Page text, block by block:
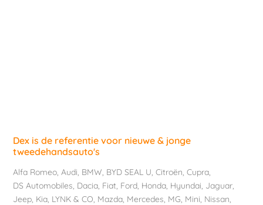
Dex is de referentie voor nieuwe & jonge
tweedehandsauto's
Alfa Romeo,Audi, BMW, BYD SEAL U,Citroën,Cupra,
DS Automobiles, Dacia, Fiat, Ford, Honda, Hyundai, Jaguar,
Jeep, Kia, LYNK & CO, Mazda, Mercedes, MG, Mini, Nissan,